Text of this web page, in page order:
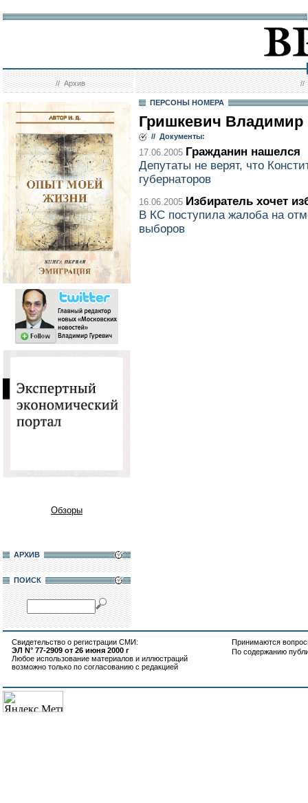
//Архив //
Обзоры
АРХИВ
ПОИСК
ПЕРСОНЫ НОМЕРА
Гришкевич Владимир
// Документы:
17.06.2005 Гражданин нашелся
Депутаты не верят, что
губернаторов
16.06.2005 Избиратель хочет
В КС поступила жалоба на
выборов
Свидетельство о регистрации СМИ:
ЭЛ N° 77-2909 от 26 июня 2000 г
Любое использование материалов и иллюстраций
возможно только по согласованию с редакцией
Принимаются
По содержанию